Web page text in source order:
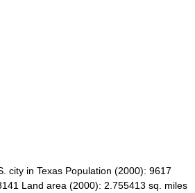
city in Texas Population (2000): 9617
Land area (2000): 2.755413 sq. miles